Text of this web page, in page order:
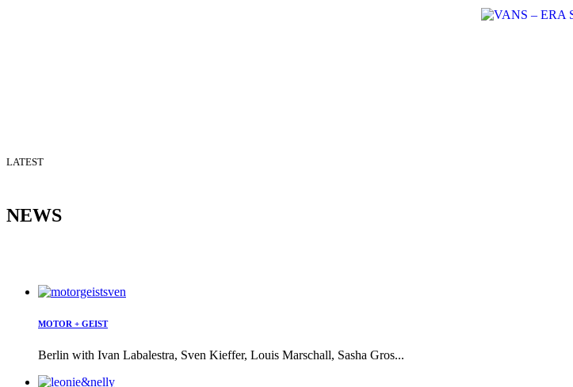
LATEST
NEWS
MOTOR + GEIST
Berlin with Ivan Labalestra, Sven Kieffer, Louis Marschall, Sasha Gros...